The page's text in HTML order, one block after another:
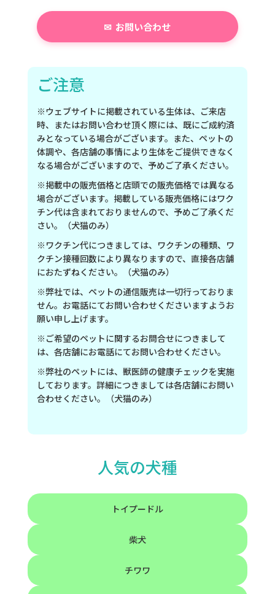
お問い合わせ
ご注意
※ウェブサイトに掲載されている生体は、ご来店
時、またはお問い合わせ頂く際には、既にご成約済
みとなっている場合がございます。また、ペットの
体調や、各店舗の事情により生体をご提供できなく
なる場合がございますので、予めご了承ください。
※掲載中の販売価格と店頭での販売価格では異なる
場合がございます。掲載している販売価格にはワク
チン代は含まれておりませんので、予めご了承くだ
さい。（犬猫のみ）
※ワクチン代につきましては、ワクチンの種類、ワ
クチン接種回数により異なりますので、直接各店舗
におたずねください。（犬猫のみ）
※弊社では、ペットの通信販売は一切行っておりま
せん。お電話にてお問い合わせくださいますようお
願い申し上げます。
※ご希望のペットに関するお問合せにつきまして
は、各店舗にお電話にてお問い合わせください。
※弊社のペットには、獣医師の健康チェックを実施
しております。詳細につきましては各店舗にお問い
合わせください。（犬猫のみ）
人気の犬種
トイプードル
柴犬
チワワ